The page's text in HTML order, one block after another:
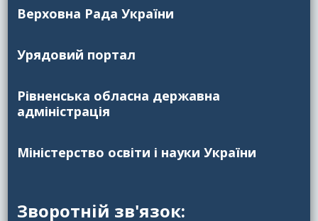
Верховна Рада України
Урядовий портал
Рівненська обласна державна
адміністрація
Міністерство освіти і науки України
Зворотній зв'язок: